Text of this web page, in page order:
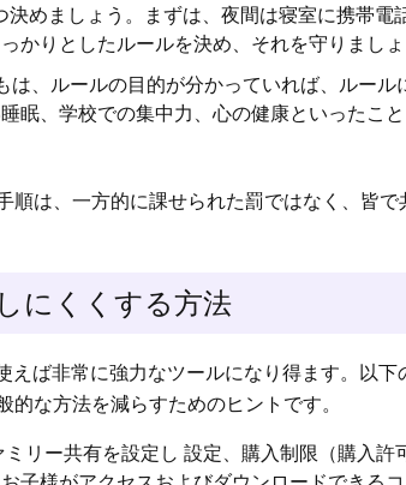
めましょう。まずは、夜間は寝室に携帯電
かりとしたルールを決め、それを守りまし
、ルールの目的が分かっていれば、ルール
眠、学校での集中力、心の健康といったこ
順は、一方的に課せられた罰ではなく、皆
にくくする方法
ば非常に強力なツールになり得ます。以下
な方法を減らすためのヒントです。
ミリー共有を設定し 設定、購入制限（購入許